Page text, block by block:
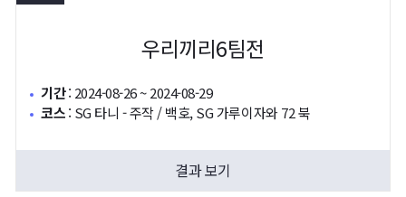
우리끼리6팀전
기간: 2024-08-26 ~ 2024-08-29
코스: SG 타니 - 주작 / 백호, SG 가루이자와 72 북
결과 보기